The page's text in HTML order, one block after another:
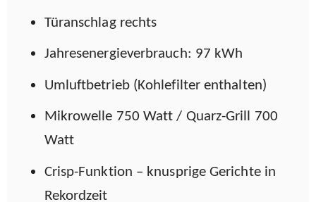
Türanschlag rechts
Jahresenergieverbrauch: 97 kWh
Umluftbetrieb (Kohlefilter enthalten)
Mikrowelle 750 Watt / Quarz-Grill 700
Watt
Crisp-Funktion – knusprige Gerichte in
Rekordzeit